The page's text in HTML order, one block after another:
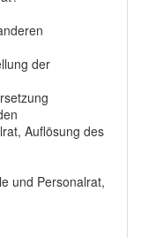
der
Auflösung des
und Personalrat,